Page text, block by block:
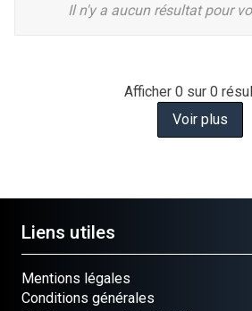
Il n'y a aucun résultat pour
Afficher 0 sur 0
Voir plus
Liens utiles
Mentions légales
Conditions générales